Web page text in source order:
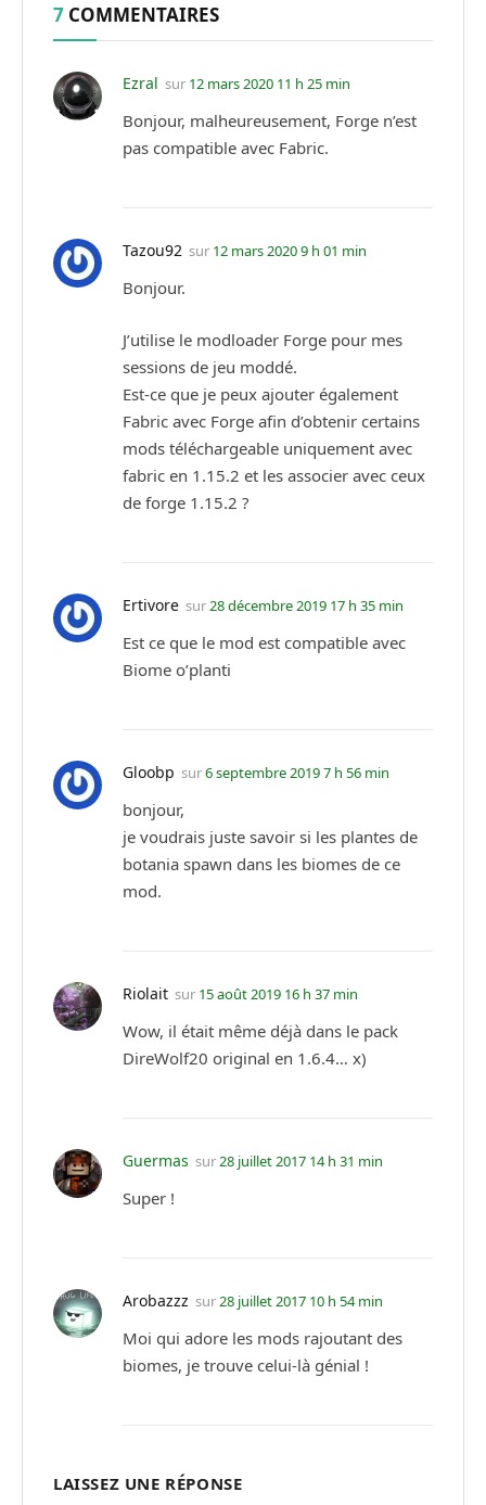
7 COMMENTAIRES
Ezral sur 12 mars 2020 11 h 25 min
Bonjour, malheureusement, Forge n’est
pas compatible avec Fabric.
Tazou92 sur 12 mars 2020 9 h 01 min
Bonjour.
J’utilise le modloader Forge pour mes
sessions de jeu moddé.
Est-ce que je peux ajouter également
Fabric avec Forge afin d’obtenir certains
mods téléchargeable uniquement avec
fabric en 1.15.2 et les associer avec ceux
de forge 1.15.2 ?
Ertivore sur28 décembre 2019 17 h 35 min
Est ce que le mod est compatible avec
Biome o’planti
Gloobp sur6 septembre 2019 7 h 56 min
bonjour,
je voudrais juste savoir si les plantes de
botania spawn dans les biomes de ce
mod.
Riolait sur 15 août 2019 16 h 37 min
Wow, il était même déjà dans le pack
DireWolf20 original en 1.6.4… x)
Guermas sur28 juillet 2017 14 h 31 min
Super !
Arobazzz sur28 juillet 2017 10 h 54 min
Moi qui adore les mods rajoutant des
biomes, je trouve celui-là génial !
LAISSEZ UNE RÉPONSE